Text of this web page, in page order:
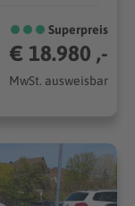
Superpreis
€ 18.980 ,-
MwSt. ausweisbar